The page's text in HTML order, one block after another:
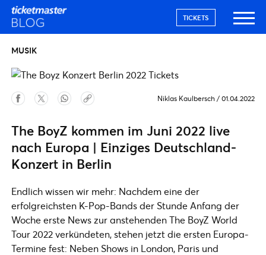
TICKETS
MUSIK
Niklas Kaulbersch / 01.04.2022
The BoyZ kommen im Juni 2022 live
nach Europa | Einziges Deutschland-
Konzert in Berlin
Endlich wissen wir mehr: Nachdem eine der
erfolgreichsten K-Pop-Bands der Stunde Anfang der
Woche erste News zur anstehenden The BoyZ World
Tour 2022 verkündeten, stehen jetzt die ersten Europa-
Termine fest: Neben Shows in London, Paris und